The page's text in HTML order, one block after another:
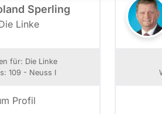
Sperling
Linke
für: Die Linke
109 - Neuss I
Profil